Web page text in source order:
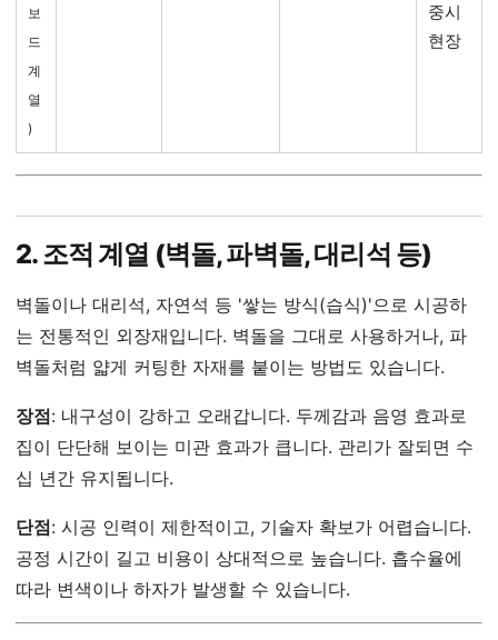
보
드
계
열
)
중시
현장
2. 조적 계열 (벽돌, 파벽돌, 대리석 등)
벽돌이나 대리석, 자연석 등 '쌓는 방식(습식)'으로 시공하
는 전통적인 외장재입니다. 벽돌을 그대로 사용하거나, 파
벽돌처럼 얇게 커팅한 자재를 붙이는 방법도 있습니다.
장점: 내구성이 강하고 오래갑니다. 두께감과 음영 효과로
집이 단단해 보이는 미관 효과가 큽니다. 관리가 잘되면 수
십 년간 유지됩니다.
단점: 시공 인력이 제한적이고, 기술자 확보가 어렵습니다.
공정 시간이 길고 비용이 상대적으로 높습니다. 흡수율에
따라 변색이나 하자가 발생할 수 있습니다.